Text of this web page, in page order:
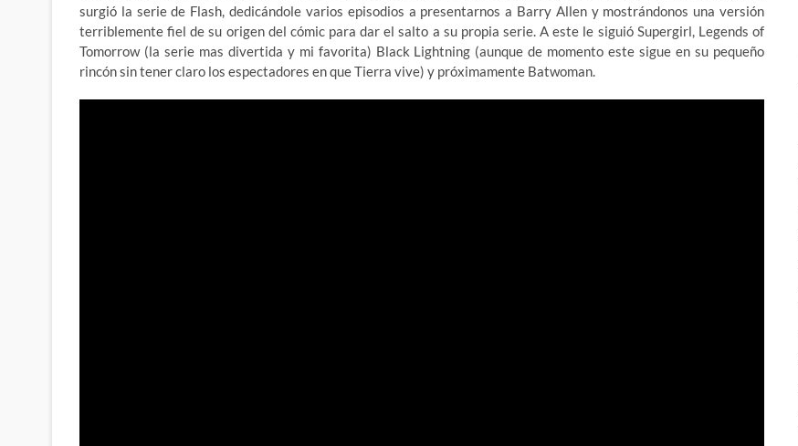
surgió la serie de Flash, dedicándole varios episodios a presentarnos a Barry Allen y mostrándonos una versión
terriblemente fiel de su origen del cómic para dar el salto a su propia serie. A este le siguió Supergirl, Legends of
Tomorrow (la serie mas divertida y mi favorita) Black Lightning (aunque de momento este sigue en su pequeño
rincón sin tener claro los espectadores en que Tierra vive) y próximamente Batwoman.